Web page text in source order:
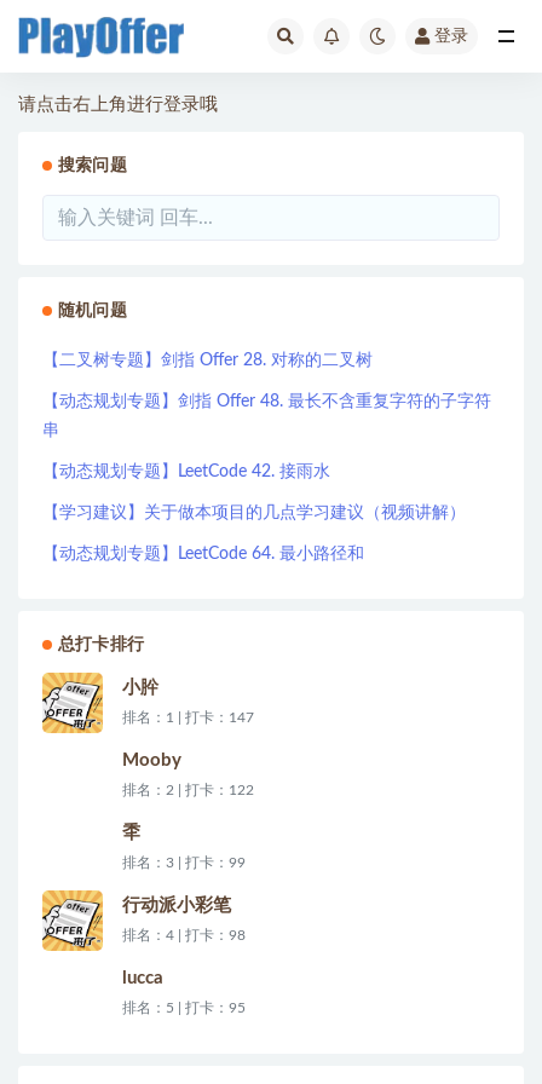
登录
请点击右上角进行登录哦
搜索问题
随机问题
【二叉树专题】剑指 Offer 28. 对称的二叉树
【动态规划专题】剑指 Offer 48. 最长不含重复字符的子字符
串
【动态规划专题】LeetCode 42. 接雨水
【学习建议】关于做本项目的几点学习建议（视频讲解）
【动态规划专题】LeetCode 64. 最小路径和
总打卡排行
小肸
排名：1 | 打卡：147
Mooby
排名：2 | 打卡：122
秊
排名：3 | 打卡：99
行动派小彩笔
排名：4 | 打卡：98
lucca
排名：5 | 打卡：95